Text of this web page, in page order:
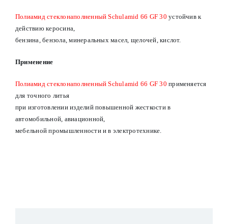
Полиамид стеклонаполненный Schulamid 66 GF 30 устойчив к
действию керосина,
бензина, бензола, минеральных масел, щелочей, кислот.
Применение
Полиамид стеклонаполненный Schulamid 66 GF 30 применяется
для точного литья
при изготовлении изделий повышенной жесткости в
автомобильной, авиационной,
мебельной промышленности и в электротехнике.